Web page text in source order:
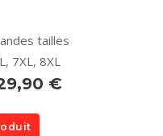
tailles
7XL, 8XL
€